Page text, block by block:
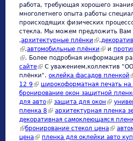
работа, требующая хорошего
многолетнего опыта работы
происходящих физических
стекла. Мы можем предложить Вам
,архитектурные плёнки (link is
,
(link is external)
,автомобильные плёнки (link is
и
(link is external)
. Более подробная информация
сайте(link is external)
С уважением,коллектив
плёнки". оклейка фасадов пленкой
12 9 (link is external)
широкоформатная печать на
бронирование окон защитной
для авто(link is external)
защита для окон (link is
пленка 8 (link is external)
архитектурная пленка
декоративная самоклеющаяся
(link is external)
бронирование стекол цена(link is
цена(link is external)
пленка для оклейки авто